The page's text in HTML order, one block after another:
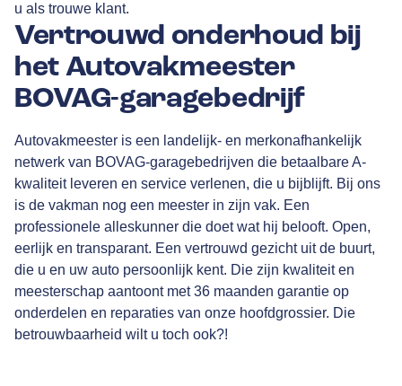
u als trouwe klant.
Vertrouwd onderhoud bij
het Autovakmeester
BOVAG-garagebedrijf
Autovakmeester is een landelijk- en merkonafhankelijk
netwerk van BOVAG-garagebedrijven die betaalbare A-
kwaliteit leveren en service verlenen, die u bijblijft. Bij ons
is de vakman nog een meester in zijn vak. Een
professionele alleskunner die doet wat hij belooft. Open,
eerlijk en transparant. Een vertrouwd gezicht uit de buurt,
die u en uw auto persoonlijk kent. Die zijn kwaliteit en
meesterschap aantoont met 36 maanden garantie op
onderdelen en reparaties van onze hoofdgrossier. Die
betrouwbaarheid wilt u toch ook?!